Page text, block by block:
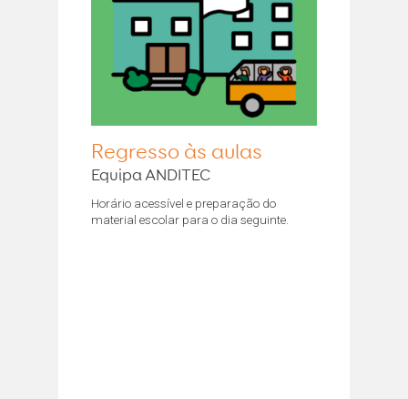
Regresso às aulas
Equipa ANDITEC
Horário acessível e preparação do
material escolar para o dia seguinte.